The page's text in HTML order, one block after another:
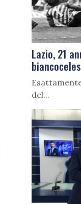
Lazio, 21
del...